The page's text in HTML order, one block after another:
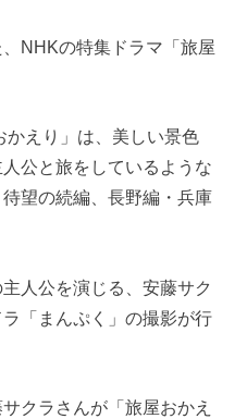
NHKの特集ドラマ「旅屋
かえり」は、美しい景色
公と旅をしているような
望の続編、長野編・兵庫
人公を演じる、安藤サク
「まんぷく」の撮影が行
クラさんが「旅屋おかえ